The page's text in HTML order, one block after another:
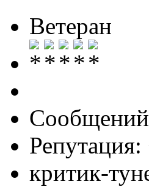
Ветеран
критик-